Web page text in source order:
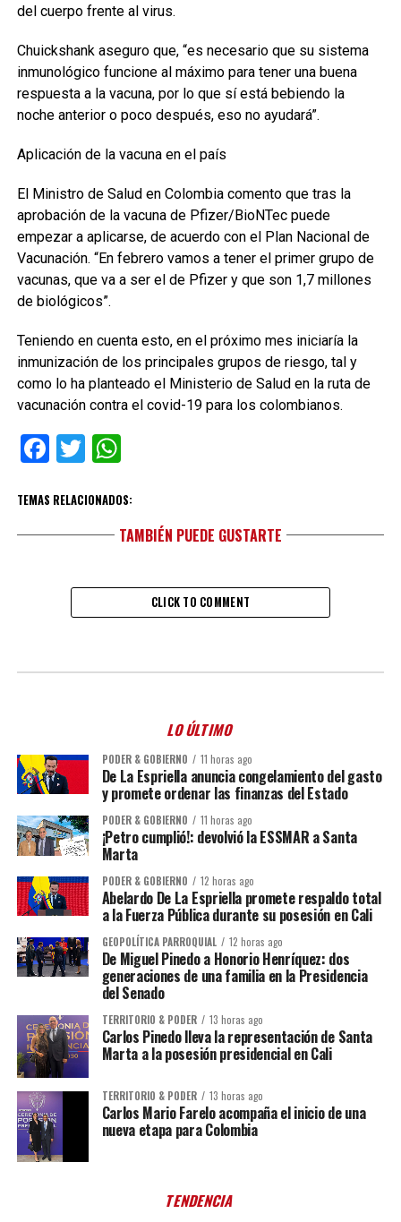
del cuerpo frente al virus.
Chuickshank aseguro que, “es necesario que su sistema
inmunológico funcione al máximo para tener una buena
respuesta a la vacuna, por lo que sí está bebiendo la
noche anterior o poco después, eso no ayudará”.
Aplicación de la vacuna en el país
El Ministro de Salud en Colombia comento que tras la
aprobación de la vacuna de Pfizer/BioNTec puede
empezar a aplicarse, de acuerdo con el Plan Nacional de
Vacunación. “En febrero vamos a tener el primer grupo de
vacunas, que va a ser el de Pfizer y que son 1,7 millones
de biológicos”.
Teniendo en cuenta esto, en el próximo mes iniciaría la
inmunización de los principales grupos de riesgo, tal y
como lo ha planteado el Ministerio de Salud en la ruta de
vacunación contra el covid-19 para los colombianos.
Facebook
TwitterWhatsApp
TEMAS RELACIONADOS:
TAMBIÉN PUEDE GUSTARTE
CLICK TO COMMENT
LO ÚLTIMO
PODER & GOBIERNO 11 horas ago
De La Espriella anuncia congelamiento del gasto
y promete ordenar las finanzas del Estado
PODER & GOBIERNO 11 horas ago
¡Petro cumplió!: devolvió la ESSMAR a Santa
Marta
PODER & GOBIERNO 12 horas ago
Abelardo De La Espriella promete respaldo total
a la Fuerza Pública durante su posesión en Cali
GEOPOLÍTICA PARROQUIAL 12 horas ago
De Miguel Pinedo a Honorio Henríquez: dos
generaciones de una familia en la Presidencia
del Senado
TERRITORIO & PODER 13 horas ago
Carlos Pinedo lleva la representación de Santa
Marta a la posesión presidencial en Cali
TERRITORIO & PODER 13 horas ago
Carlos Mario Farelo acompaña el inicio de una
nueva etapa para Colombia
TENDENCIA